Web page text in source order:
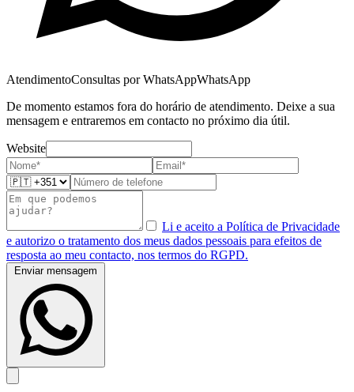
AtendimentoConsultas por WhatsAppWhatsApp
De momento estamos fora do horário de atendimento. Deixe a sua
mensagem e entraremos em contacto no próximo dia útil.
Website
Li e aceito a Política de Privacidade
e autorizo o tratamento dos meus dados pessoais para efeitos de
resposta ao meu contacto, nos termos do RGPD.